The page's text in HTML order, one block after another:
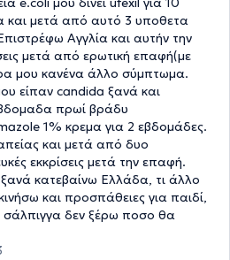
και μετά από αυτό 3 υποθετα
Αγγλία και αυτήν την
μετά από ερωτική επαφή(με
μου κανένα άλλο σύμπτωμα.
είπαν candida ξανά και
πρωί βράδυ
1% κρεμα για 2 εβδομάδες.
και μετά από δυο
εκκρίσεις μετά την επαφή.
ξανά κατεβαίνω Ελλάδα, τι άλλο
και προσπάθειες για παιδί,
σάλπιγγα δεν ξέρω ποσο θα